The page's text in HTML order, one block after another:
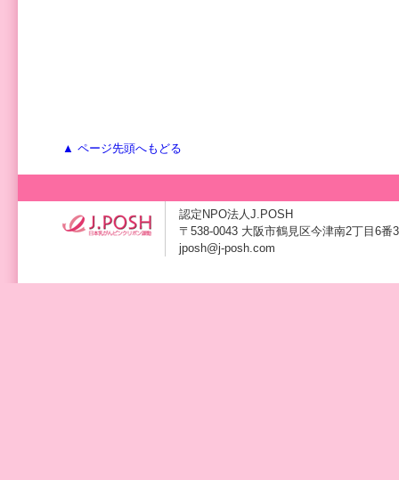
▲ ページ先頭へもどる
認定NPO法人J.POSH
〒538-0043 大阪市鶴見区今津南2丁目6
jposh@j-posh.com